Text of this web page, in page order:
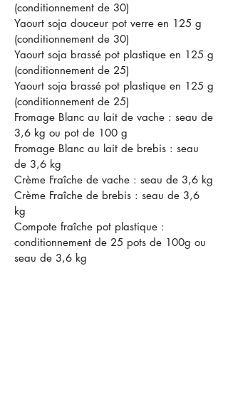
(conditionnement de 30)
Yaourt soja douceur pot verre en 125 g
(conditionnement de 30)
Yaourt soja brassé pot plastique en 125 g
(conditionnement de 25)
Yaourt soja brassé pot plastique en 125 g
(conditionnement de 25)
Fromage Blanc au lait de vache : seau de
3,6 kg ou pot de 100 g
Fromage Blanc au lait de brebis : seau
de 3,6 kg
Crème Fraîche de vache : seau de 3,6 kg
Crème Fraîche de brebis : seau de 3,6
kg
Compote fraîche pot plastique :
conditionnement de 25 pots de 100g ou
seau de 3,6 kg